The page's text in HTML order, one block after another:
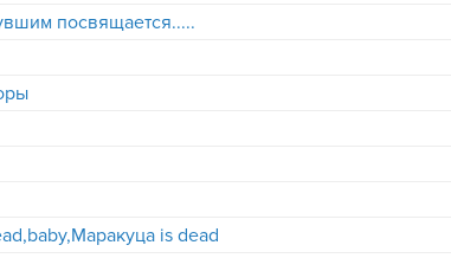
посвящается.....
is dead